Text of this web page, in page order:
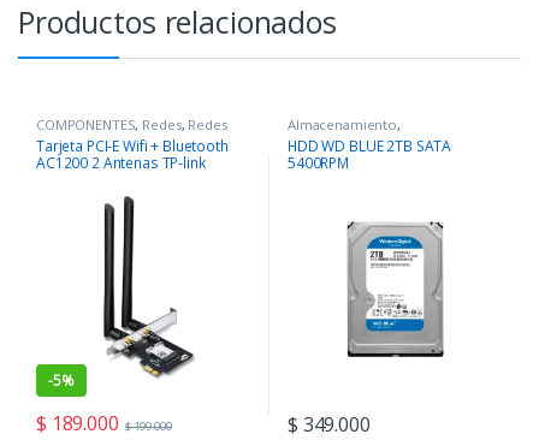
Productos relacionados
COMPONENTES, Redes, Redes
Tarjeta PCI-E Wifi + Bluetooth
AC1200 2 Antenas TP-link
-5%
$ 189.000 $199.000
Almacenamiento,
COMPONENTES
HDD WD BLUE 2TB SATA
5400RPM
$ 349.000